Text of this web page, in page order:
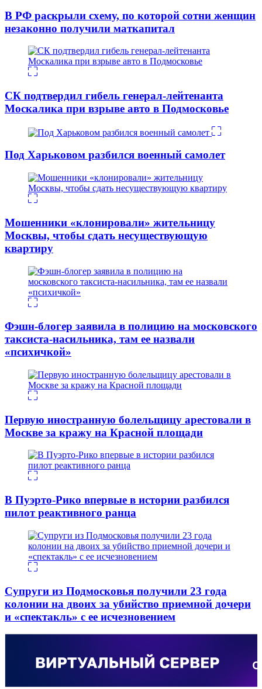
В РФ раскрыли схему, по которой сотни женщин
незаконно получили маткапитал
СК подтвердил гибель генерал-лейтенанта
Москалика при взрыве авто в Подмосковье
Под Харьковом разбился военный самолет
Мошенники «клонировали» жительницу
Москвы, чтобы сдать несуществующую
квартиру
Фэшн-блогер заявила в полицию на московского
таксиста-насильника, там ее назвали
«психичкой»
Первую иностранную болельщицу арестовали в
Москве за кражу на Красной площади
В Пуэрто-Рико впервые в истории разбился
пилот реактивного ранца
Супруги из Подмосковья получили 23 года
колонии на двоих за убийство приемной дочери
и «спектакль» с ее исчезновением